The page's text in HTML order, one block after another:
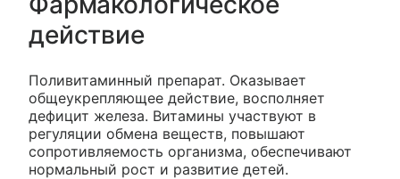
действие
Поливитаминный препарат. Оказывает
общеукрепляющее действие, восполняет
дефицит железа. Витамины участвуют в
регуляции обмена веществ, повышают
сопротивляемость организма, обеспечивают
нормальный рост и развитие детей.